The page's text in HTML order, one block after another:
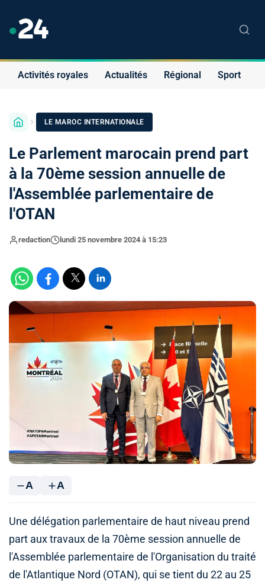
Activités royales Actualités Régional Sport
LE MAROC INTERNATIONALE
Le Parlement marocain prend part
à la 70ème session annuelle de
l'Assemblée parlementaire de
l'OTAN
redaction lundi 25 novembre 2024 à 15:23
A A
Une délégation parlementaire de haut niveau prend
part aux travaux de la 70ème session annuelle de
l'Assemblée parlementaire de l'Organisation du traité
de l'Atlantique Nord (OTAN), qui se tient du 22 au 25